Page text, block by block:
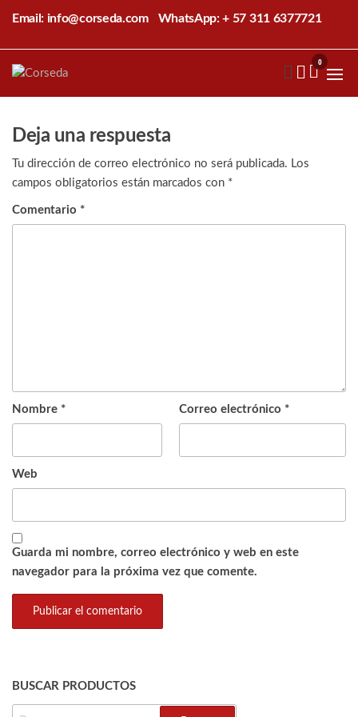
contenido
Email: info@corseda.com WhatsApp: + 57 311 6377721
sericultura
0
Deja una respuesta
Tu dirección de correo electrónico no será publicada. Los
campos obligatorios están marcados con *
Comentario *
Nombre * Correo electrónico *
Web
Guarda mi nombre, correo electrónico y web en este
navegador para la próxima vez que comente.
BUSCAR PRODUCTOS
BUSCAR: